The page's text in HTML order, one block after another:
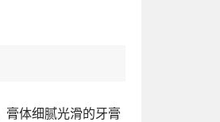
膏体细腻光滑的牙膏